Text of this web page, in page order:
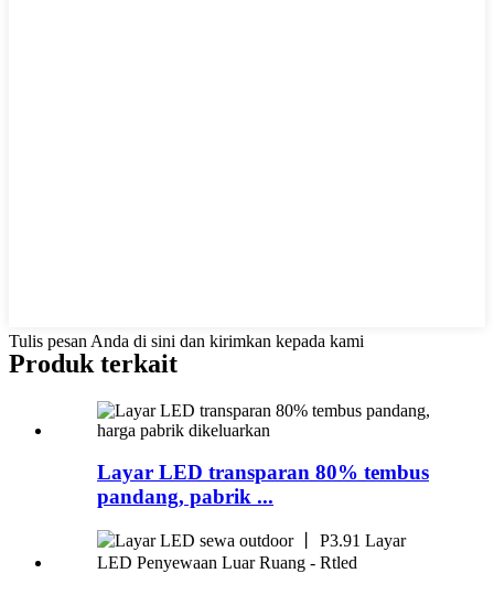
Tulis pesan Anda di sini dan kirimkan kepada kami
Produk terkait
Layar LED transparan 80% tembus
pandang, pabrik ...